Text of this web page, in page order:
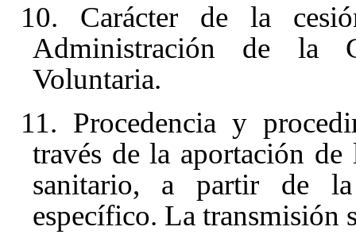
10. Carácter de la
Administración de la
Voluntaria.
11. Procedencia y
través de la aportación de
sanitario, a partir de
específico. La transmisión